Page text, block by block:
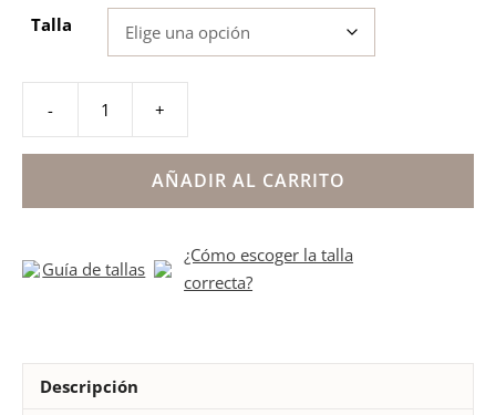
Talla
-
fresa
doble
cierre
Biomecanics
cantidad
+
AÑADIR AL CARRITO
Guía de tallas
¿Cómo escoger la talla
correcta?
Descripción